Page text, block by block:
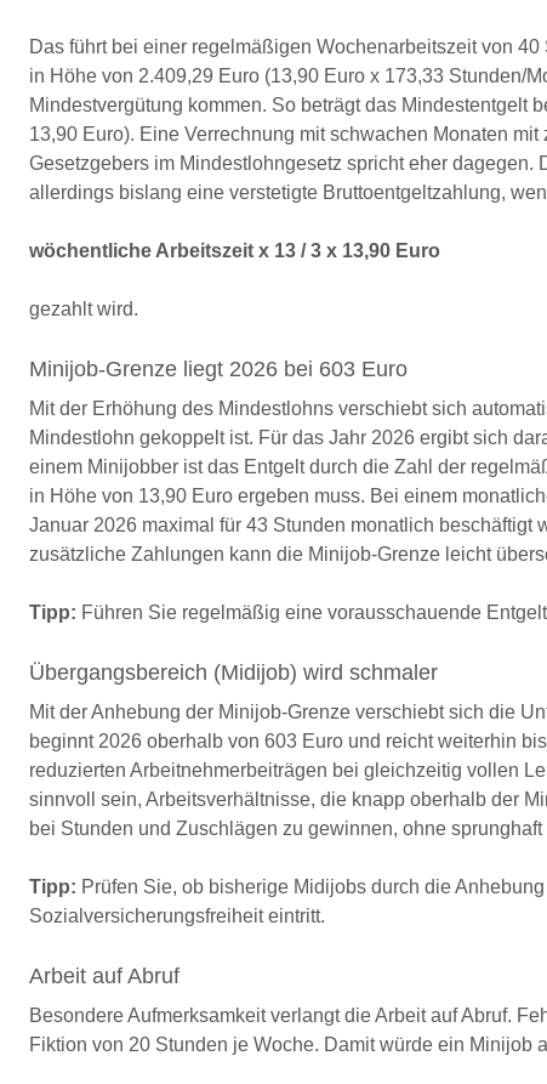
Das führt bei einer regelmäßigen Wochenarbeitszeit von
in Höhe von 2.409,29 Euro (13,90 Euro x 173,33 Stunden/
Mindestvergütung kommen. So beträgt das Mindestentgelt
13,90 Euro). Eine Verrechnung mit schwachen Monaten
Gesetzgebers im Mindestlohngesetz spricht eher
allerdings bislang eine verstetigte Bruttoentgeltzahlung,
wöchentliche Arbeitszeit x 13 / 3 x 13,90 Euro
gezahlt wird.
Minijob-Grenze liegt 2026 bei 603 Euro
Mit der Erhöhung des Mindestlohns verschiebt sich
Mindestlohn gekoppelt ist. Für das Jahr 2026 ergibt sich
einem Minijobber ist das Entgelt durch die Zahl der
in Höhe von 13,90 Euro ergeben muss. Bei einem
Januar 2026 maximal für 43 Stunden monatlich
zusätzliche Zahlungen kann die Minijob-Grenze leicht
Tipp: Führen Sie regelmäßig eine vorausschauende
Übergangsbereich (Midijob) wird schmaler
Mit der Anhebung der Minijob-Grenze verschiebt sich die
beginnt 2026 oberhalb von 603 Euro und reicht weiterhin
reduzierten Arbeitnehmerbeiträgen bei gleichzeitig vollen
sinnvoll sein, Arbeitsverhältnisse, die knapp oberhalb der
bei Stunden und Zuschlägen zu gewinnen, ohne
Tipp: Prüfen Sie, ob bisherige Midijobs durch die
Sozialversicherungsfreiheit eintritt.
Arbeit auf Abruf
Besondere Aufmerksamkeit verlangt die Arbeit auf Abruf.
Fiktion von 20 Stunden je Woche. Damit würde ein